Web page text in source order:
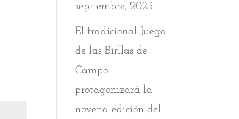
septiembre, 2025
El tradicional Juego
de las Birllas de
Campo
protagonizará la
novena edición del